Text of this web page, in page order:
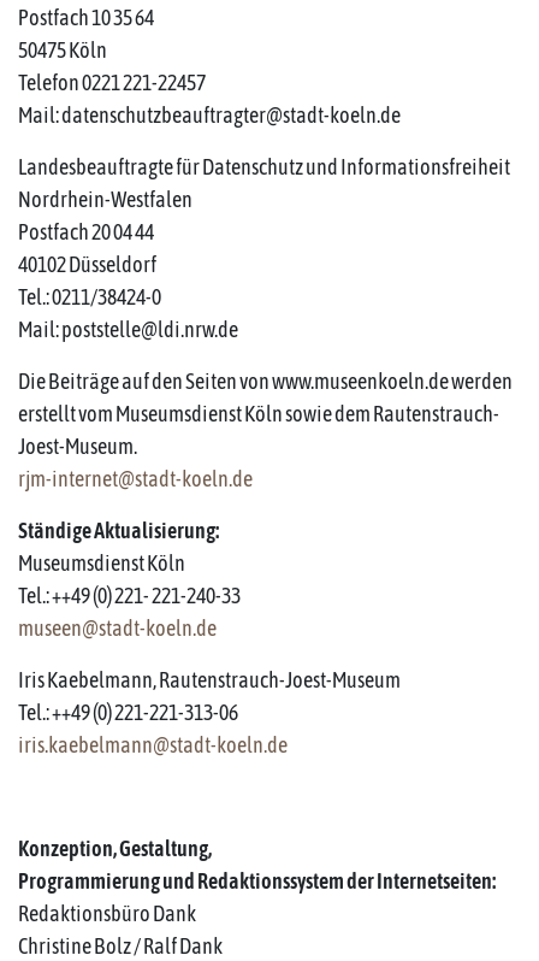
Postfach 10 35 64
50475 Köln
Telefon 0221 221-22457
Mail: datenschutzbeauftragter@stadt-koeln.de
Landesbeauftragte für Datenschutz und Informationsfreiheit
Nordrhein-Westfalen
Postfach 20 04 44
40102 Düsseldorf
Tel.: 0211/38424-0
Mail: poststelle@ldi.nrw.de
Die Beiträge auf den Seiten von www.museenkoeln.de werden
erstellt vom Museumsdienst Köln sowie dem Rautenstrauch-
Joest-Museum.
rjm-internet@stadt-koeln.de
Ständige Aktualisierung:
Museumsdienst Köln
Tel.: ++49 (0) 221- 221-240-33
museen@stadt-koeln.de
Iris Kaebelmann, Rautenstrauch-Joest-Museum
Tel.: ++49 (0) 221-221-313-06
iris.kaebelmann@stadt-koeln.de
Konzeption, Gestaltung,
Programmierung und Redaktionssystem der Internetseiten:
Redaktionsbüro Dank
Christine Bolz / Ralf Dank